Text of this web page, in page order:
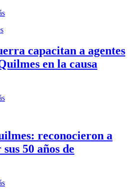
capacitan a agentes
en la causa
reconocieron a
50 años de